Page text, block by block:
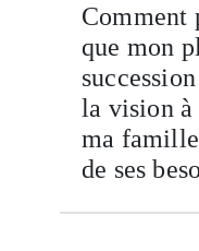
Comment
que mon
la vision à
ma
de ses